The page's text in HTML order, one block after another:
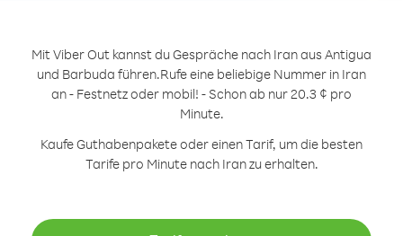
Mit Viber Out kannst du Gespräche nach Iran aus Antigua
und Barbuda führen.Rufe eine beliebige Nummer in Iran
an - Festnetz oder mobil! - Schon ab nur 20.3 ¢ pro
Minute.
Kaufe Guthabenpakete oder einen Tarif, um die besten
Tarife pro Minute nach Iran zu erhalten.